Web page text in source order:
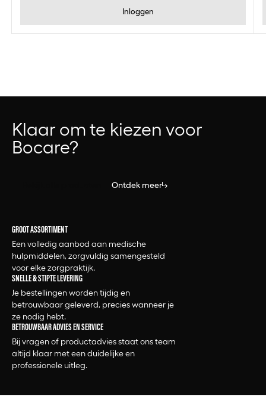
Inloggen
Klaar om te kiezen voor
Bocare?
Ontdek meer
GROOT ASSORTIMENT
Een volledig aanbod aan medische
hulpmiddelen, zorgvuldig samengesteld
voor elke zorgpraktijk.
SNELLE & STIPTE LEVERING
Je bestellingen worden tijdig en
betrouwbaar geleverd, precies wanneer je
ze nodig hebt.
BETROUWBAAR ADVIES EN SERVICE
Bij vragen of productadvies staat ons team
altijd klaar met een duidelijke en
professionele uitleg.